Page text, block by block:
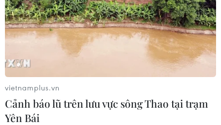
vietnamplus.vn
Cảnh báo lũ trên lưu vực sông Thao tại trạm
Yên Bái